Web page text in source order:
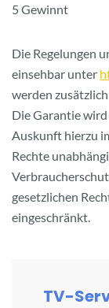
5 Gewinnt
Die Regelungen
einsehbar unter
werden
Die Garantie
Auskunft hierzu
Rechte
gesetzlichen
eingeschränkt.
TV-